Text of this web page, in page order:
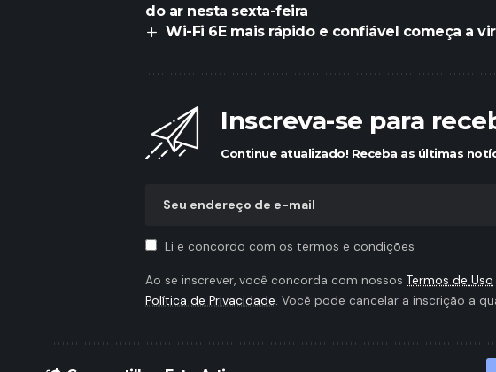
do ar nesta sexta-feira
Wi-Fi 6E mais rápido e confiável começa a
Inscreva-se para
Continue atualizado! Receba as últimas
Li e concordo com os termos e condições
Ao se inscrever, você concorda com nossos Termos de Uso
Política de Privacidade. Você pode cancelar a inscrição a